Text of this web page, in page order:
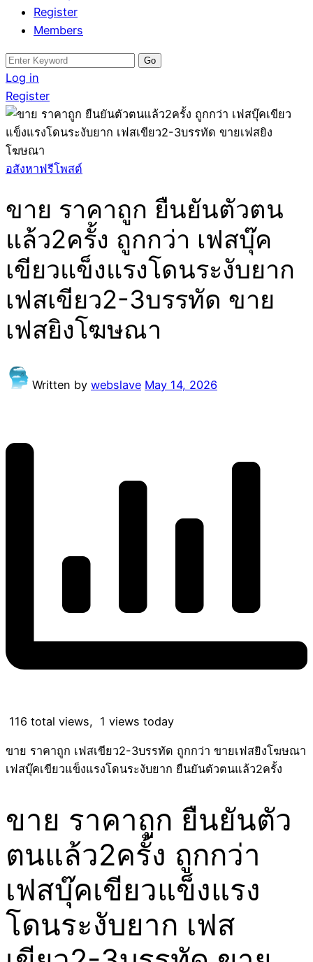
Register
Members
Search
for:
Log in
Register
อสังหาฟรีโพสต์
ขาย ราคาถูก ยืนยันตัวตน
แล้ว2ครั้ง ถูกกว่า เฟสบุ๊ค
เขียวแข็งแรงโดนระงับยาก
เฟสเขียว2-3บรรทัด ขาย
เฟสยิงโฆษณา
Written by webslave May 14, 2026
116 total views, 1 views today
ขาย ราคาถูก เฟสเขียว2-3บรรทัด ถูกกว่า ขายเฟสยิงโฆษณา
เฟสบุ๊คเขียวแข็งแรงโดนระงับยาก ยืนยันตัวตนแล้ว2ครั้ง
ขาย ราคาถูก ยืนยันตัว
ตนแล้ว2ครั้ง ถูกกว่า
เฟสบุ๊คเขียวแข็งแรง
โดนระงับยาก เฟส